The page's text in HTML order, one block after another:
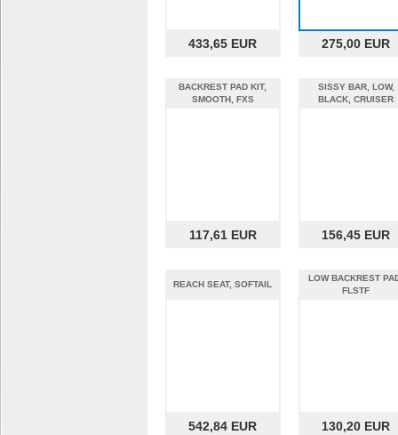
433,65 EUR 275,00 EUR
BACKREST PAD KIT,
SMOOTH, FXS
117,61 EUR
SISSY BAR, LOW,
BLACK, CRUISER
156,45 EUR
REACH SEAT, SOFTAIL
542,84 EUR
LOW BACKREST
FLSTF
130,20 EUR